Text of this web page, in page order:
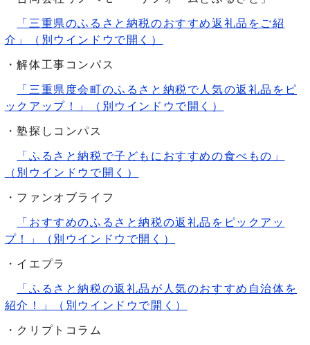
「三重県のふるさと納税のおすすめ返礼品をご紹
介」
（別ウインドウで開く）
・解体工事コンパス
「三重県度会町のふるさと納税で人気の返礼品をピ
ックアップ！」
（別ウインドウで開く）
・塾探しコンパス
「ふるさと納税で子どもにおすすめの食べもの」
（別ウインドウで開く）
・ファンオブライフ
「おすすめのふるさと納税の返礼品をピックアッ
プ！」
（別ウインドウで開く）
・イエプラ
「ふるさと納税の返礼品が人気のおすすめ自治体を
紹介！」
（別ウインドウで開く）
・クリプトコラム